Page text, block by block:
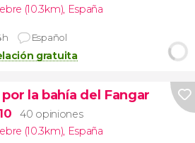
(10.3km), España
Español
gratuita
la bahía del Fangar
40 opiniones
(10.3km), España